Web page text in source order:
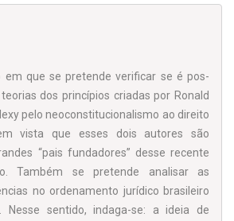
em que se pretende verificar se é pos­
dos princípios criadas por Ronald
pelo neoconstitucionalismo ao di­reito
vista que esses dois autores são
“pais fundadores” desse recente
Também se pretende analisar as
no ordenamento jurídico brasileiro
Nesse sentido, indaga-se: a ideia de